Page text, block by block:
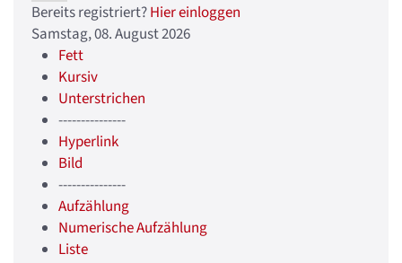
Bereits registriert?Hier einloggen
Samstag, 08. August 2026
Fett
Kursiv
Unterstrichen
---------------
Hyperlink
Bild
---------------
Aufzählung
Numerische Aufzählung
Liste